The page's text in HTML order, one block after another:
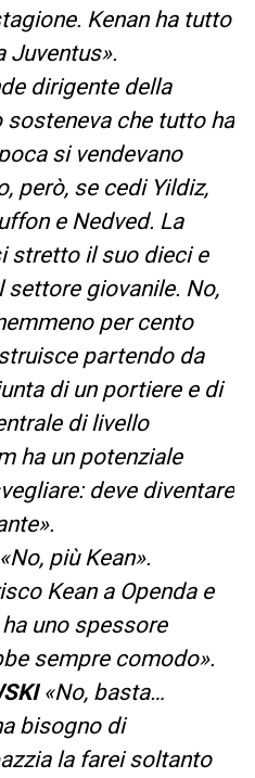
Kenan ha tutto
Juventus».
dirigente della
che tutto ha
si vendevano
però, se cedi Yildiz,
e Nedved. La
stretto il suo dieci e
settore giovanile. No,
per cento
partendo da
di un portiere e di
di livello
ha un potenziale
deve diventare
più Kean».
Kean a Openda e
uno spessore
sempre comodo».
«No, basta…
bisogno di
la farei soltanto